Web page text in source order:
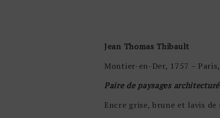
Jean Thomas Thibault
Montier-en-Der, 1757 –
Paire de paysages
Encre grise, brune et lavis de